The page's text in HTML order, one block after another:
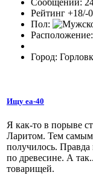
Рейтинг +18/-0
Пол:
Город:
Ищу еа-40
Я как-то в порыве
Ларитом. Тем
получилось.
по древесине. А
товарищей.